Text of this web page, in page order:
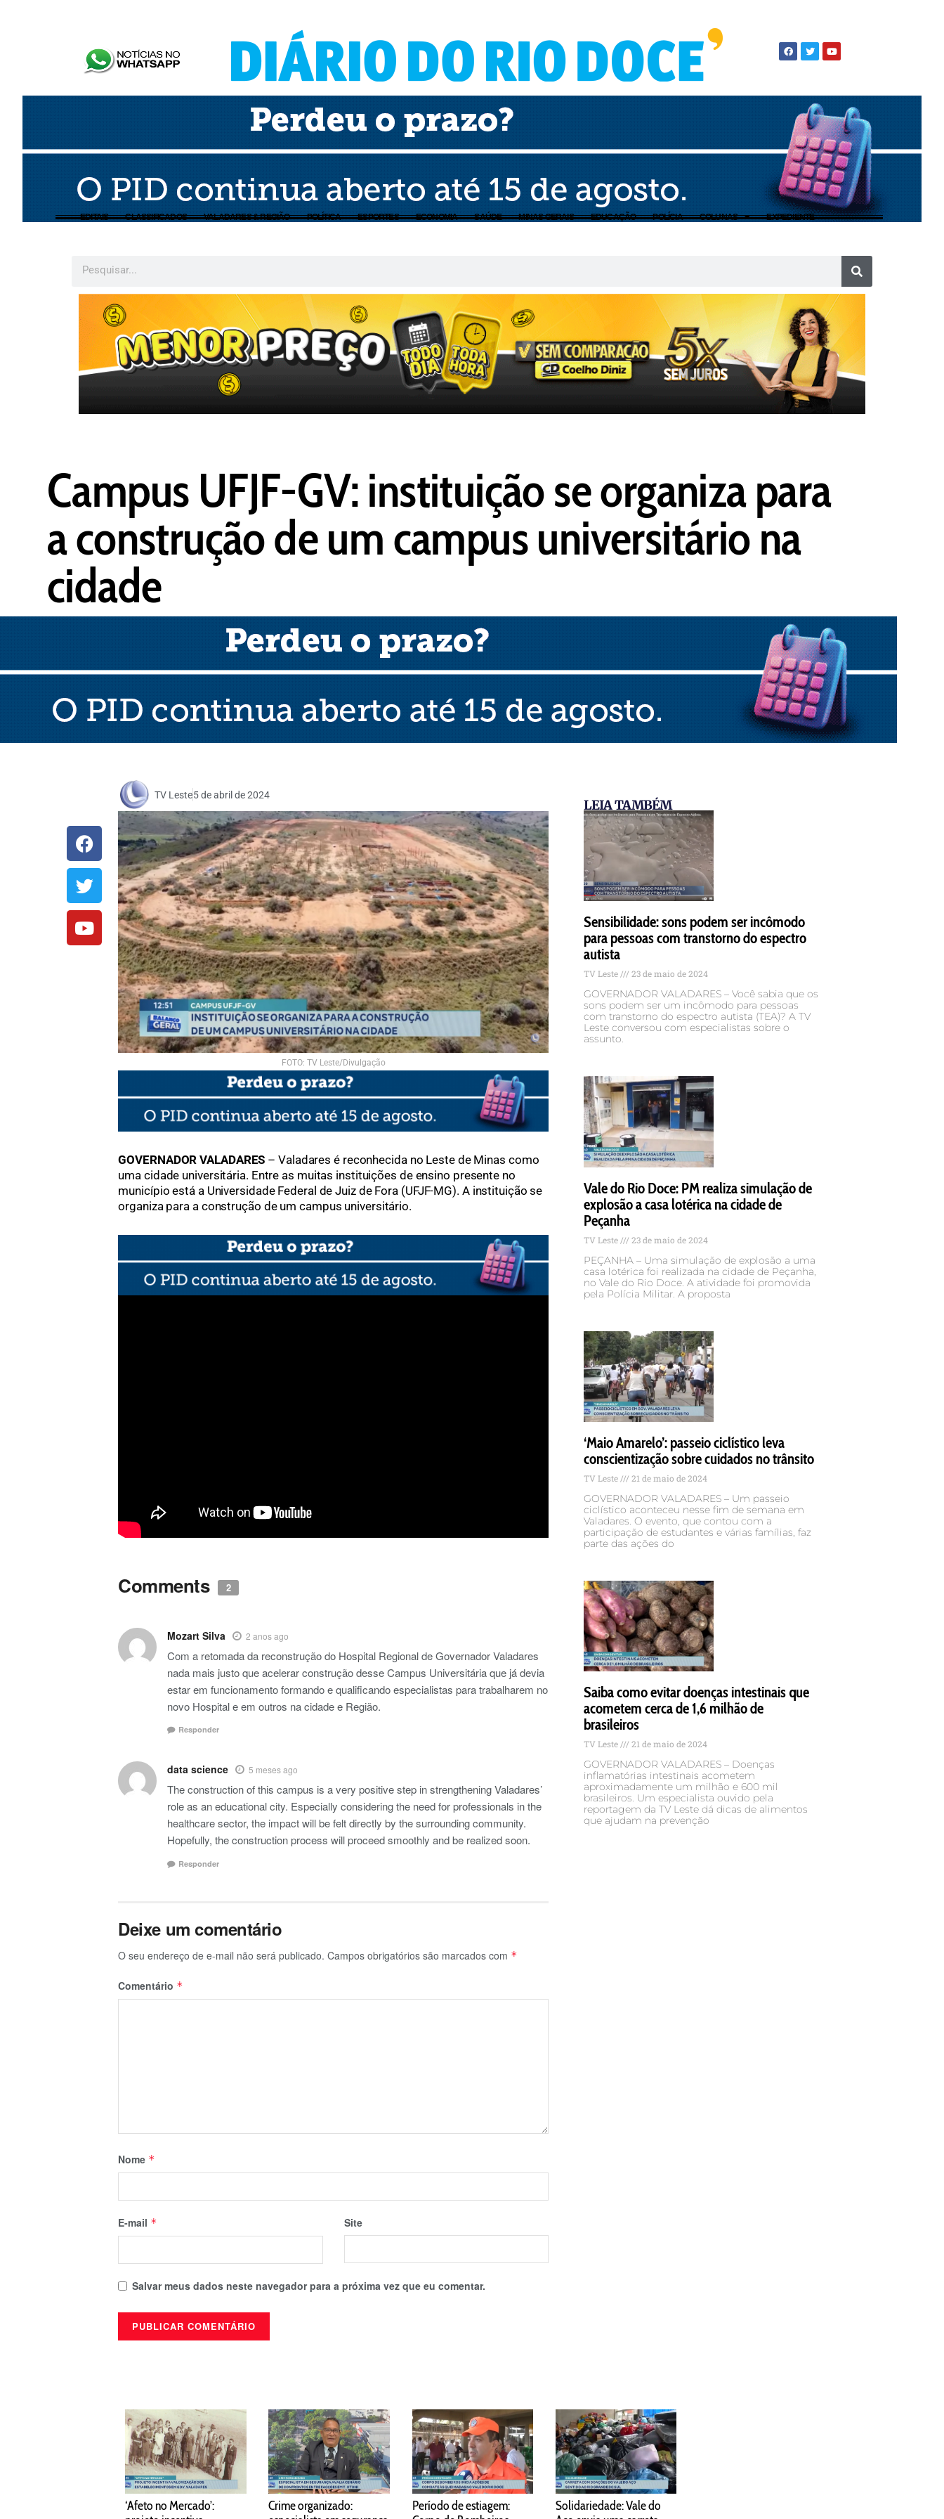
EDITAIS CLASSIFICADOS VALADARES & REGIÃO POLÍTICA ESPORTES ECONOMIA SAÚDE MINAS GERAIS EDUCAÇÃO POLÍCIA COLUNAS EXPEDIENTE
Campus UFJF-GV: instituição se organiza para
a construção de um campus universitário na
cidade
TV Leste5 de abril de 2024
FOTO: TV Leste/Divulgação
GOVERNADOR VALADARES – Valadares é reconhecida no Leste de Minas como
uma cidade universitária. Entre as muitas instituições de ensino presente no
município está a Universidade Federal de Juiz de Fora (UFJF-MG). A instituição se
organiza para a construção de um campus universitário.
Comments 2
Mozart Silva 2 anos ago
Com a retomada da reconstrução do Hospital Regional de Governador Valadares
nada mais justo que acelerar construção desse Campus Universitária que já devia
estar em funcionamento formando e qualificando especialistas para trabalharem no
novo Hospital e em outros na cidade e Região.
Responder
data science 5 meses ago
The construction of this campus is a very positive step in strengthening Valadares’
role as an educational city. Especially considering the need for professionals in the
healthcare sector, the impact will be felt directly by the surrounding community.
Hopefully, the construction process will proceed smoothly and be realized soon.
Responder
Deixe um comentário
O seu endereço de e-mail não será publicado. Campos obrigatórios são marcados com *
Comentário *
Nome *
E-mail * Site
Salvar meus dados neste navegador para a próxima vez que eu comentar.
LEIA TAMBÉM
Sensibilidade: sons podem ser incômodo
para pessoas com transtorno do espectro
autista
TV Leste 23 de maio de 2024
GOVERNADOR VALADARES – Você sabia que os
sons podem ser um incômodo para pessoas
com transtorno do espectro autista (TEA)? A TV
Leste conversou com especialistas sobre o
assunto.
Vale do Rio Doce: PM realiza simulação de
explosão a casa lotérica na cidade de
Peçanha
TV Leste 23 de maio de 2024
PEÇANHA – Uma simulação de explosão a uma
casa lotérica foi realizada na cidade de Peçanha,
no Vale do Rio Doce. A atividade foi promovida
pela Polícia Militar. A proposta
‘Maio Amarelo’: passeio ciclístico leva
conscientização sobre cuidados no trânsito
TV Leste 21 de maio de 2024
GOVERNADOR VALADARES – Um passeio
ciclístico aconteceu nesse fim de semana em
Valadares. O evento, que contou com a
participação de estudantes e várias famílias, faz
parte das ações do
Saiba como evitar doenças intestinais que
acometem cerca de 1,6 milhão de
brasileiros
TV Leste 21 de maio de 2024
GOVERNADOR VALADARES – Doenças
inflamatórias intestinais acometem
aproximadamente um milhão e 600 mil
brasileiros. Um especialista ouvido pela
reportagem da TV Leste dá dicas de alimentos
que ajudam na prevenção
‘Afeto no Mercado’:
Crime organizado:
Período de estiagem:
Solidariedade: Vale do